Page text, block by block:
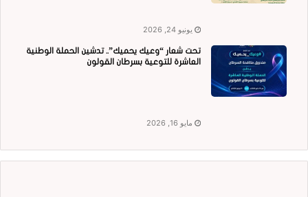
يونيو 24, 2026
تحت شعار “وعيك يحميك”.. تدشين الحملة الوطنية
العاشرة للتوعية بسرطان القولون
مايو 16, 2026